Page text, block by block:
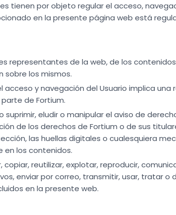
tienen por objeto regular el acceso,
en la presente página web está
representantes de la web, de los
sobre los mismos.
acceso y navegación del Usuario implica una
de Fortium.
suprimir, eludir o manipular el aviso de
de los derechos de Fortium o de sus
las huellas digitales o cualesquiera
en los contenidos.
reutilizar, explotar, reproducir,
enviar por correo, transmitir, usar, tratar o
en la presente web.